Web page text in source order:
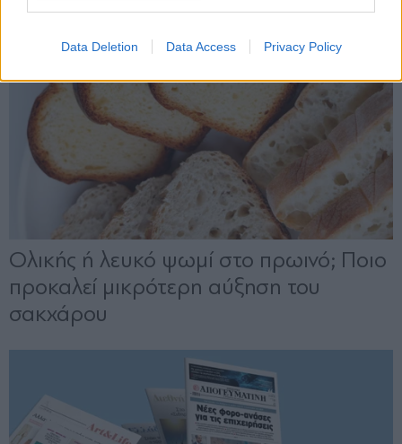
Data Deletion Data Access Privacy Policy